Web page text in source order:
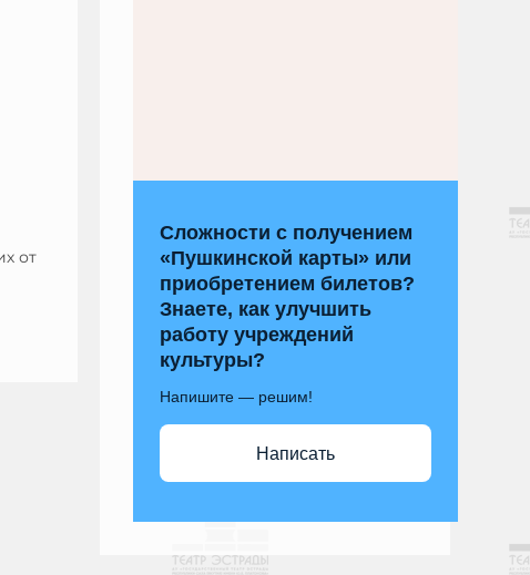
от
Сложности с получением
«Пушкинской карты» или
приобретением билетов?
Знаете, как улучшить
работу учреждений
культуры?
Напишите — решим!
Написать